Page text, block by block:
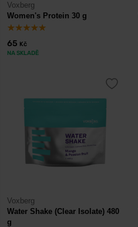
Voxberg
Women's Protein 30 g
65 Kč
NA SKLADĚ
Voxberg
Water Shake (Clear Isolate) 480
g